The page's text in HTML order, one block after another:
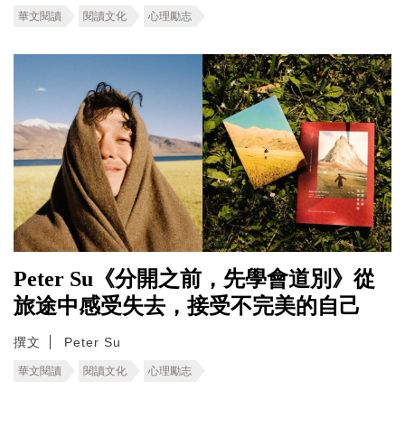
華文閱讀 閱讀文化 心理勵志
Peter Su《分開之前，先學會道別》從
旅途中感受失去，接受不完美的自己
撰文 Peter Su
華文閱讀 閱讀文化 心理勵志